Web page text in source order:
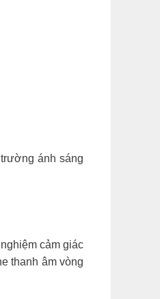
ánh sáng
cảm giác
thanh âm vòng